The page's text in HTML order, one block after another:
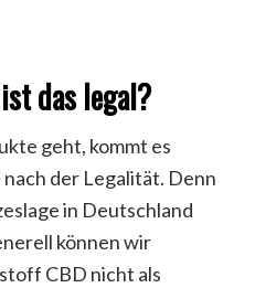
das legal?
geht, kommt es
der Legalität. Denn
in Deutschland
können wir
CBD nicht als